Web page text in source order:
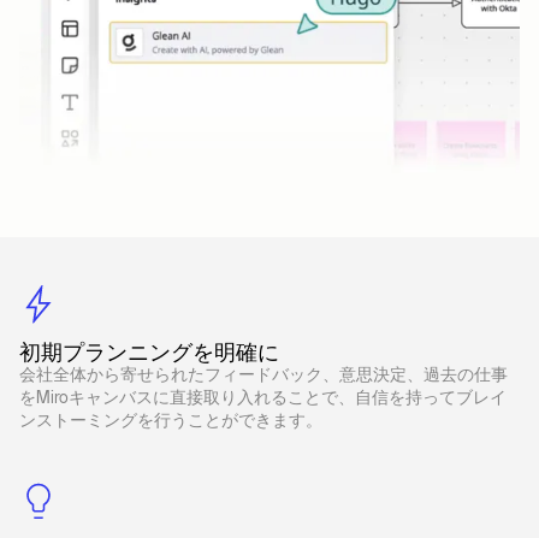
初期プランニングを明確に
会社全体から寄せられたフィードバック、意思決定、過去の仕事
をMiroキャンバスに直接取り入れることで、自信を持ってブレイ
ンストーミングを行うことができます。